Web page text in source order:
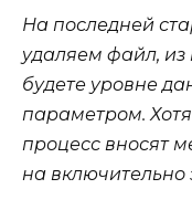
На последней
удаляем файл, из
будете уровне
параметром.
процесс вносят
на включительно